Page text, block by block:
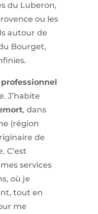
du Luberon,
ou les
autour de
Bourget,
J’habite
, dans
(région
de
C’est
services
où je
tout en
me